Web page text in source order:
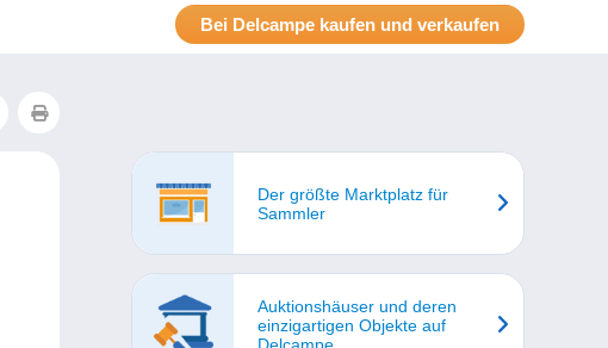
Bei Delcampe kaufen und verkaufen
Der größte Marktplatz für
Sammler
Auktionshäuser und deren
einzigartigen Objekte auf
Delcampe